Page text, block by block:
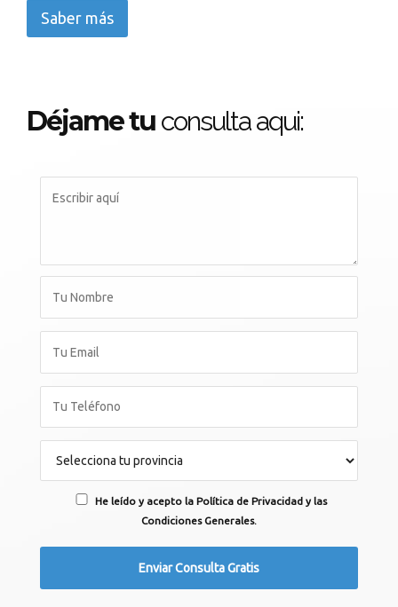
Saber más
Déjame tu consulta aqui:
He leído y acepto la Política de Privacidad y las
Condiciones Generales.